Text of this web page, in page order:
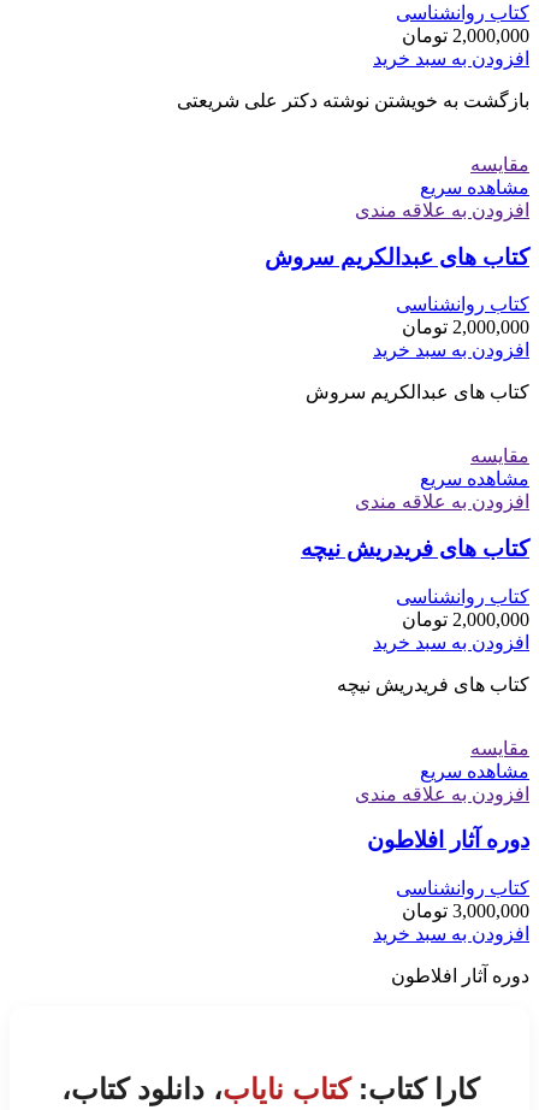
کتاب روانشناسی
2,000,000 تومان
افزودن به سبد خرید
بازگشت به خویشتن نوشته دکتر علی شریعتی
مقایسه
مشاهده سریع
افزودن به علاقه مندی
کتاب های عبدالکریم سروش
کتاب روانشناسی
2,000,000 تومان
افزودن به سبد خرید
کتاب های عبدالکریم سروش
مقایسه
مشاهده سریع
افزودن به علاقه مندی
کتاب های فریدریش نیچه
کتاب روانشناسی
2,000,000 تومان
افزودن به سبد خرید
کتاب های فریدریش نیچه
مقایسه
مشاهده سریع
افزودن به علاقه مندی
دوره آثار افلاطون
کتاب روانشناسی
3,000,000 تومان
افزودن به سبد خرید
دوره آثار افلاطون
کارا کتاب:کتاب نایاب، دانلود کتاب،